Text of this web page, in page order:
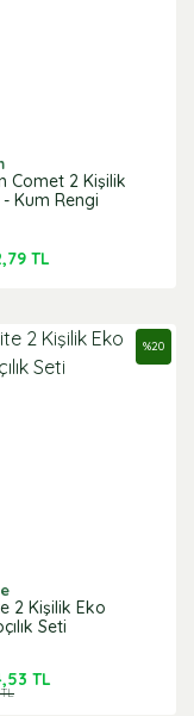
Comet 2 Kişilik
- Kum Rengi
TL
2 Kişilik Eko
Seti
%20
TL